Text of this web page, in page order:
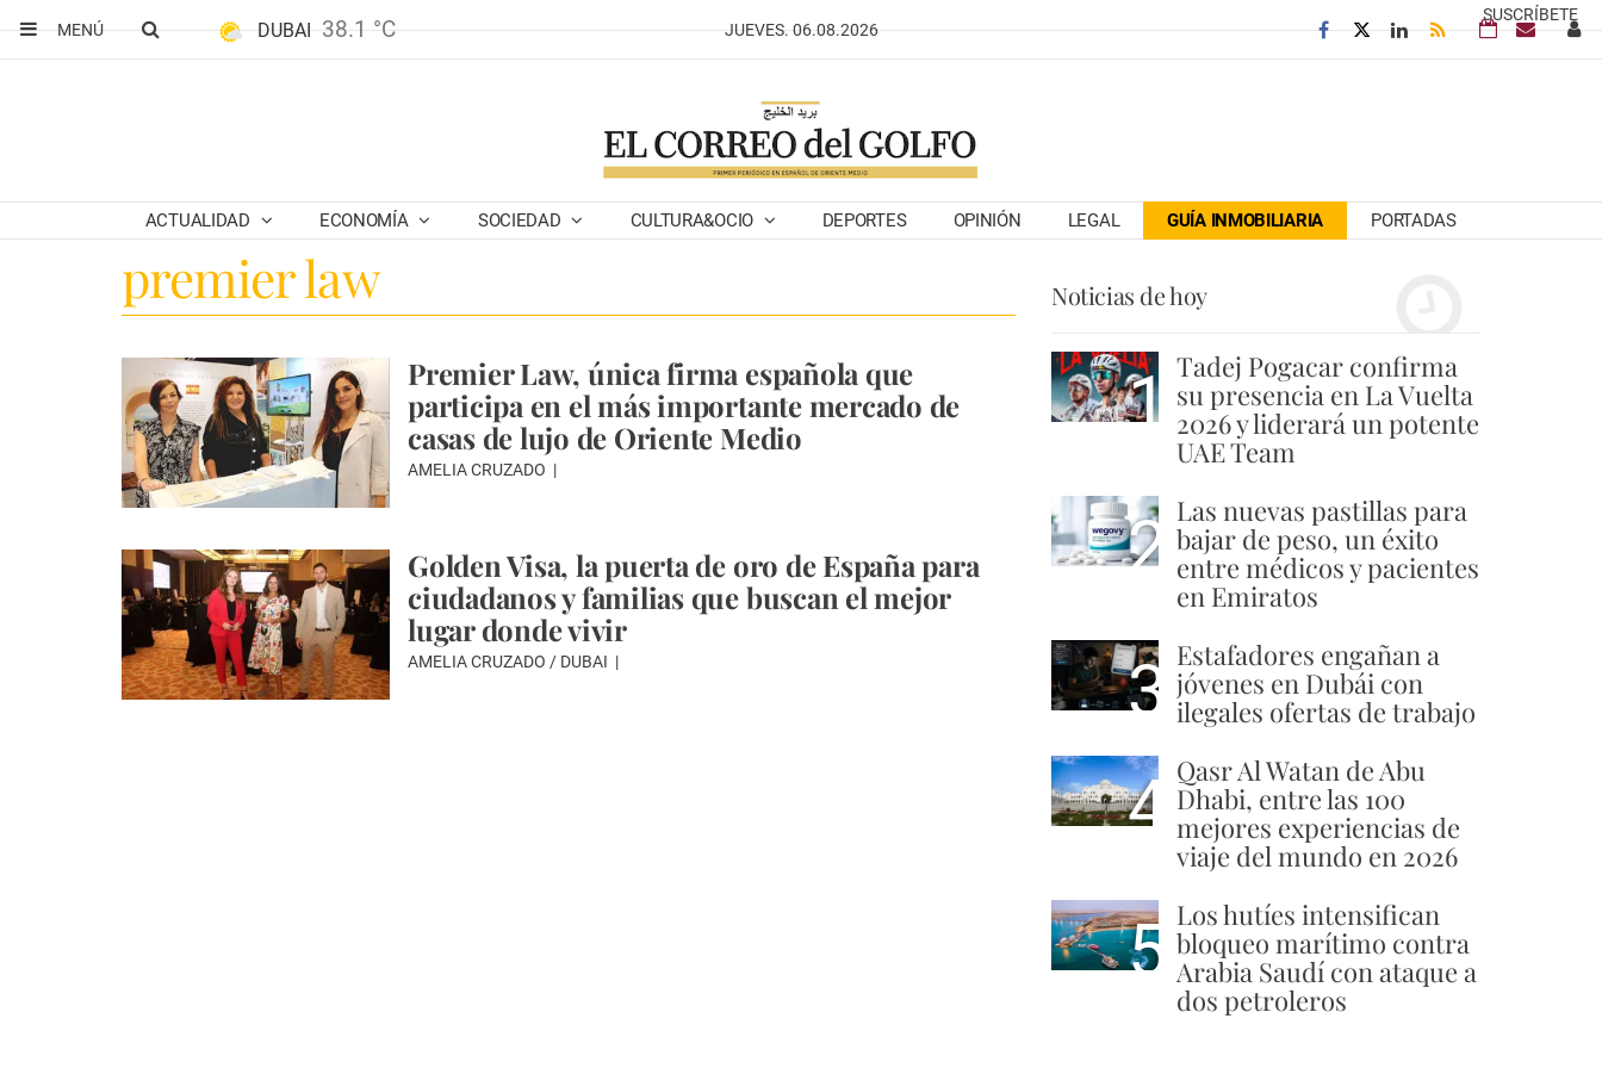
SUSCRÍBETE
MENÚ
DUBAI 38.1 °C JUEVES. 06.08.2026
ACTUALIDAD ECONOMÍA SOCIEDAD CULTURA&OCIO DEPORTES OPINIÓN LEGAL GUÍA INMOBILIARIA PORTADAS
premier law
Premier Law, única firma española que
participa en el más importante mercado de
casas de lujo de Oriente Medio
AMELIA CRUZADO
Golden Visa, la puerta de oro de España para
ciudadanos y familias que buscan el mejor
lugar donde vivir
AMELIA CRUZADO / DUBAI
Noticias de hoy
1 Tadej Pogacar confirma
su presencia en La Vuelta
2026 y liderará un potente
UAE Team
2 Las nuevas pastillas para
bajar de peso, un éxito
entre médicos y pacientes
en Emiratos
3 Estafadores engañan a
jóvenes en Dubái con
ilegales ofertas de trabajo
4 Qasr Al Watan de Abu
Dhabi, entre las 100
mejores experiencias de
viaje del mundo en 2026
5 Los hutíes intensifican
bloqueo marítimo contra
Arabia Saudí con ataque a
dos petroleros